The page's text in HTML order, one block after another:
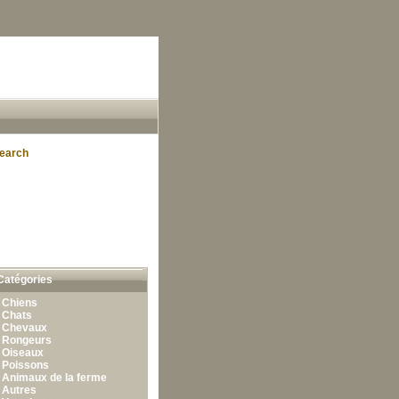
Chiens
Chats
Chevaux
Rongeurs
Oiseaux
Poissons
Animaux de la ferme
Autres